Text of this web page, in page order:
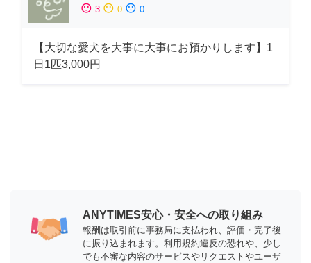
sentiment_satisfied 3 sentiment_neutral 0 sentiment_dissatisfied 0
【大切な愛犬を大事に大事にお預かりします】1
日1匹3,000円
ANYTIMES安心・安全への取り組み
報酬は取引前に事務局に支払われ、評価・完了後
に振り込まれます。利用規約違反の恐れや、少し
でも不審な内容のサービスやリクエストやユーザ